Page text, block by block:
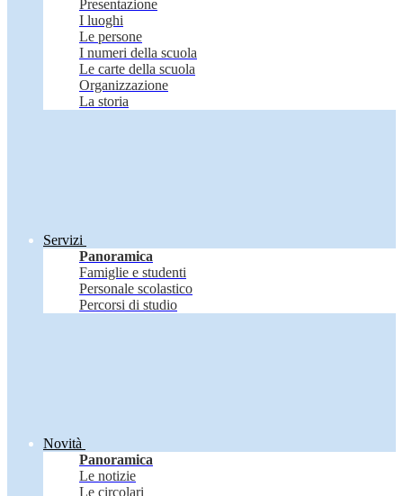
Presentazione
I luoghi
Le persone
I numeri della scuola
Le carte della scuola
Organizzazione
La storia
Servizi
Panoramica
Famiglie e studenti
Personale scolastico
Percorsi di studio
Novità
Panoramica
Le notizie
Le circolari